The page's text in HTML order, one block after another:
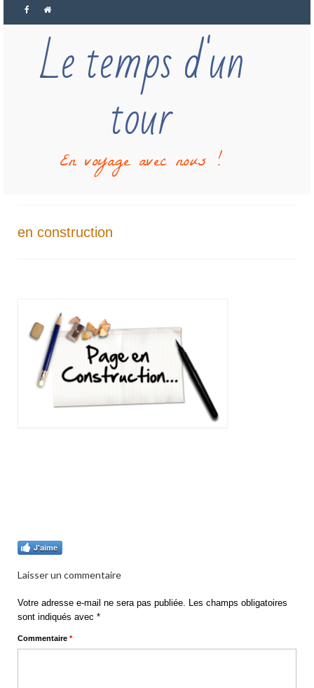
Le temps d'un
tour
En voyage avec nous !
en construction
J'aime
Laisser un commentaire
Votre adresse e-mail ne sera pas publiée.
Les champs obligatoires
sont indiqués avec *
Commentaire *